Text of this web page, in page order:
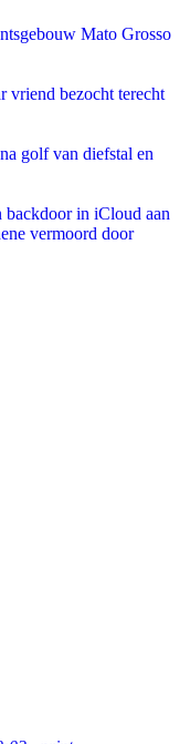
Mato Grosso
vriend bezocht terecht
golf van diefstal en
in iCloud aan
vermoord door